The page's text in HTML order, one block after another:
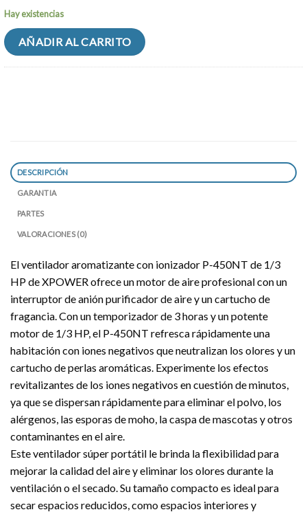
Hay existencias
AÑADIR AL CARRITO
DESCRIPCIÓN
GARANTIA
PARTES
VALORACIONES (0)
El ventilador aromatizante con ionizador P-450NT de 1/3
HP de XPOWER ofrece un motor de aire profesional con un
interruptor de anión purificador de aire y un cartucho de
fragancia. Con un temporizador de 3 horas y un potente
motor de 1/3 HP, el P-450NT refresca rápidamente una
habitación con iones negativos que neutralizan los olores y un
cartucho de perlas aromáticas. Experimente los efectos
revitalizantes de los iones negativos en cuestión de minutos,
ya que se dispersan rápidamente para eliminar el polvo, los
alérgenos, las esporas de moho, la caspa de mascotas y otros
contaminantes en el aire.
Este ventilador súper portátil le brinda la flexibilidad para
mejorar la calidad del aire y eliminar los olores durante la
ventilación o el secado. Su tamaño compacto es ideal para
secar espacios reducidos, como espacios interiores y